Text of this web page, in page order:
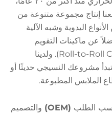
مصنعنا إنتاج مجموعة متنوعة من
اليدوية وشبه الآلية
عن ماكينات التقويم
المستمرة (Roll-to-Roll Calendar Machines). ولدينا
مشروعك النسيجي حديثًا أو
الملابس المطبوعة.
٢. هل تقدمون خدمات التصنيع حسب الطلب (OEM) والتصميم